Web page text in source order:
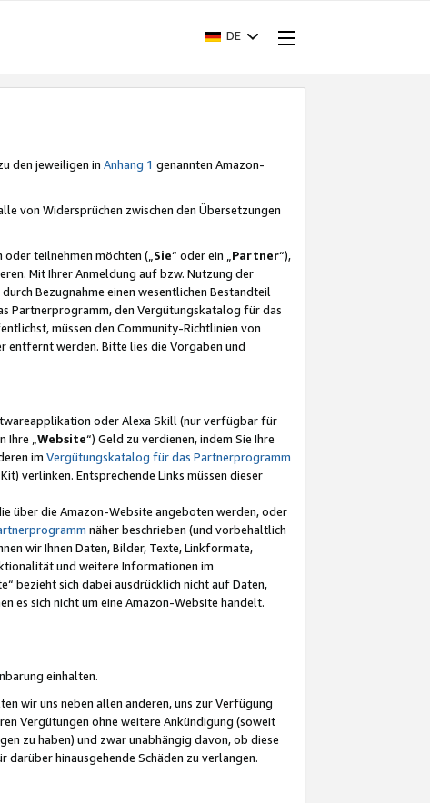
DE
den jeweiligen in Anhang 1 genannten Amazon-
von Widersprüchen zwischen den Übersetzungen
oder teilnehmen möchten („Sie“ oder ein „Partner“),
Mit Ihrer Anmeldung auf bzw. Nutzung der
Bezugnahme einen wesentlichen Bestandteil
Partnerprogramm, den Vergütungskatalog für das
müssen den Community-Richtlinien von
entfernt werden. Bitte lies die Vorgaben und
oder Alexa Skill (nur verfügbar für
„ Website“) Geld zu verdienen, indem Sie Ihre
im Vergütungskatalog für das Partnerprogramm
verlinken. Entsprechende Links müssen dieser
über die Amazon-Website angeboten werden, oder
näher beschrieben (und vorbehaltlich
wir Ihnen Daten, Bilder, Texte, Linkformate,
und weitere Informationen im
bezieht sich dabei ausdrücklich nicht auf Daten,
es sich nicht um eine Amazon-Website handelt.
einhalten.
wir uns neben allen anderen, uns zur Verfügung
Vergütungen ohne weitere Ankündigung (soweit
zu haben) und zwar unabhängig davon, ob diese
hinausgehende Schäden zu verlangen.